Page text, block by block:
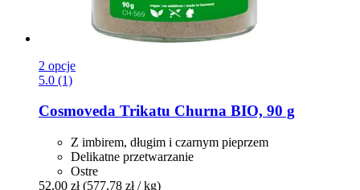
2 opcje
5.0 (1)
Cosmoveda Trikatu Churna BIO, 90 g
Z imbirem, długim i czarnym pieprzem
Delikatne przetwarzanie
Ostre
52,00 zł (577,78 zł / kg)